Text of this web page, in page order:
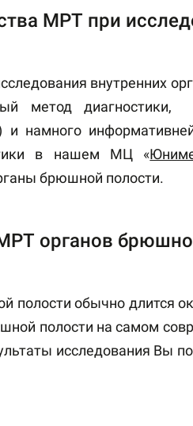
МРТ при
внутренних
метод
и намного
в нашем МЦ «
брюшной полости.
органов
полости обычно длится
полости на самом
исследования Вы